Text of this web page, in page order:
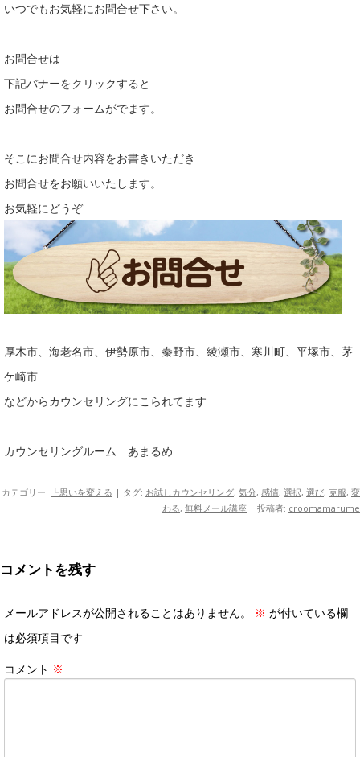
いつでもお気軽にお問合せ下さい。
お問合せは
下記バナーをクリックすると
お問合せのフォームがでます。
そこにお問合せ内容をお書きいただき
お問合せをお願いいたします。
お気軽にどうぞ
厚木市、海老名市、伊勢原市、秦野市、綾瀬市、寒川町、平塚市、茅
ケ崎市
などからカウンセリングにこられてます
カウンセリングルーム あまるめ
カテゴリー: ┗思いを変える | タグ: お試しカウンセリング, 気分, 感情, 選択, 選び, 克服, 変
わる, 無料メール講座 | 投稿者: croomamarume
コメントを残す
メールアドレスが公開されることはありません。 ※ が付いている欄
は必須項目です
コメント ※